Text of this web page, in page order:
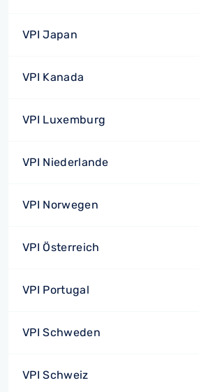
VPI Japan
VPI Kanada
VPI Luxemburg
VPI Niederlande
VPI Norwegen
VPI Österreich
VPI Portugal
VPI Schweden
VPI Schweiz